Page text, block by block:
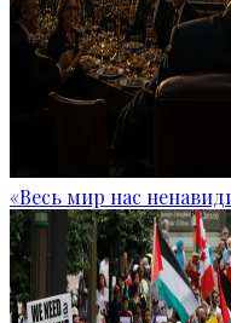
«Весь мир нас